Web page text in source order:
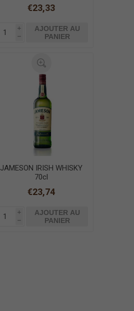
€23,33
i
h
AJOUTER AU
PANIER
JAMESON IRISH WHISKY
70cl
€23,74
i
h
AJOUTER AU
PANIER